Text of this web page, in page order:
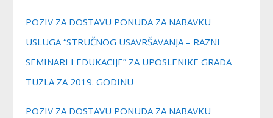
POZIV ZA DOSTAVU PONUDA ZA NABAVKU
USLUGA “STRUČNOG USAVRŠAVANJA – RAZNI
SEMINARI I EDUKACIJE” ZA UPOSLENIKE GRADA
TUZLA ZA 2019. GODINU
POZIV ZA DOSTAVU PONUDA ZA NABAVKU